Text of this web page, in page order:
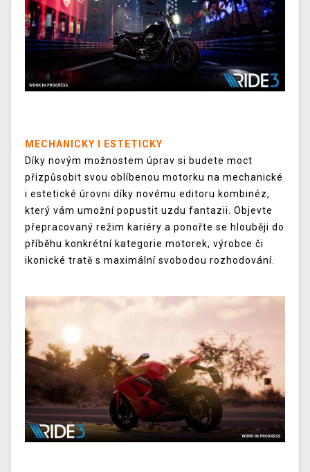
MECHANICKY I ESTETICKY
Díky novým možnostem úprav si budete moct
přizpůsobit svou oblíbenou motorku na mechanické
i estetické úrovni díky novému editoru kombinéz,
který vám umožní popustit uzdu fantazii. Objevte
přepracovaný režim kariéry a ponořte se hlouběji do
příběhu konkrétní kategorie motorek, výrobce či
ikonické tratě s maximální svobodou rozhodování.